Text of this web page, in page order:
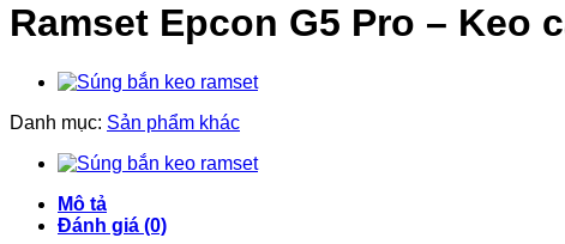
Ramset Epcon G5 Pro – Keo
Danh mục: Sản phẩm khác
Mô tả
Đánh giá (0)